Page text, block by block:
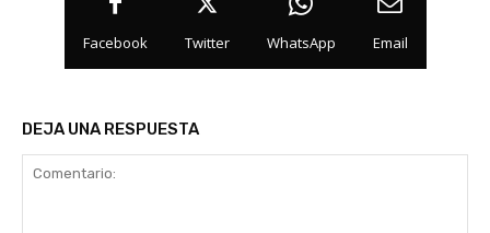
Facebook Twitter WhatsApp Email
DEJA UNA RESPUESTA